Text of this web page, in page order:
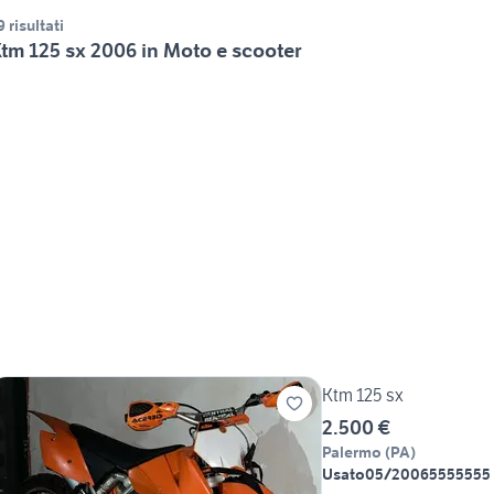
risultati
125 sx 2006 in Moto e scooter
Ktm 125 sx
2.500 €
Palermo (PA)
Usato05/20065555555